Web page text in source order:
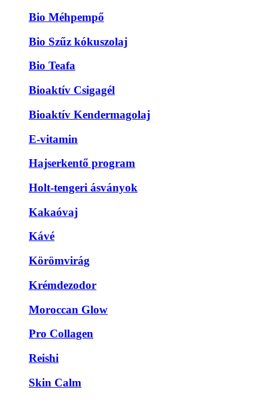
Bio Méhpempő
Bio Szűz kókuszolaj
Bio Teafa
Bioaktív Csigagél
Bioaktív Kendermagolaj
E-vitamin
Hajserkentő program
Holt-tengeri ásványok
Kakaóvaj
Kávé
Körömvirág
Krémdezodor
Moroccan Glow
Pro Collagen
Reishi
Skin Calm